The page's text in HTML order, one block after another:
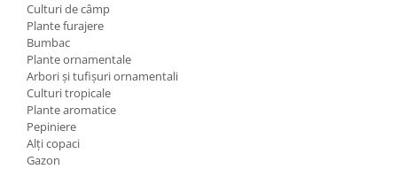
Culturi de câmp
Plante furajere
Bumbac
Plante ornamentale
Arbori și tufișuri ornamentali
Culturi tropicale
Plante aromatice
Pepiniere
Alți copaci
Gazon